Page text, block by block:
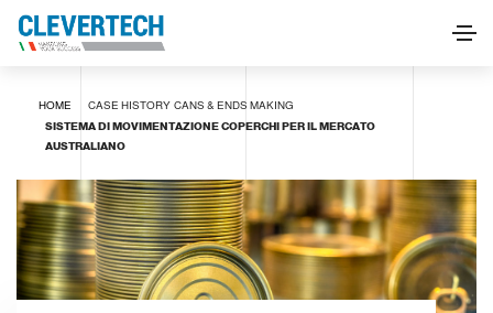
HOME CASE HISTORY CANS & ENDS MAKING
SISTEMA DI MOVIMENTAZIONE COPERCHI PER IL MERCATO
AUSTRALIANO